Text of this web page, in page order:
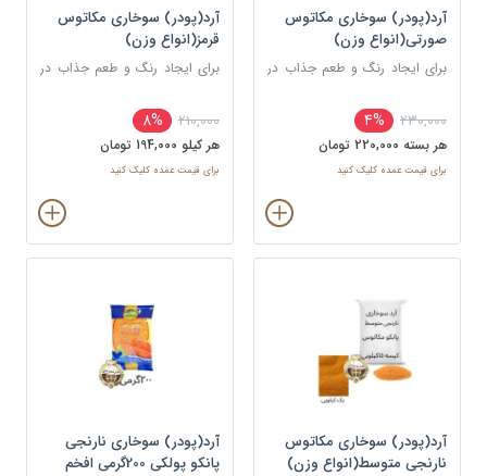
آرد(پودر) سوخاری مکاتوس
صورتی(انواع وزن)
برای ایجاد رنگ و طعم جذاب در
ها، ناگت ها، مرغ، ماهی و میگو
استفاده می شود.
230,000
4%
هر بسته 220,000 تومان
برای قیمت عمده کلیک کنید
آرد(پودر) سوخاری مکاتوس
قرمز(انواع وزن)
برای ایجاد رنگ و طعم جذاب در
ها، ناگت ها، مرغ، ماهی و میگو
استفاده می شود.
210,000
8%
هر کيلو 194,000 تومان
برای قیمت عمده کلیک کنید
آرد(پودر) سوخاری مکاتوس
نارنجی متوسط(انواع وزن)
آرد(پودر) سوخاری نارنجی
پانکو پولکی 200گرمی افخم